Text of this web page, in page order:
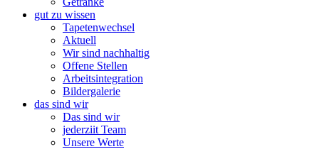
gut zu wissen
Tapetenwechsel
Aktuell
Wir sind nachhaltig
Offene Stellen
Arbeitsintegration
Bildergalerie
das sind wir
Das sind wir
jederziit Team
Unsere Werte